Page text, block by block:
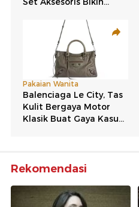
Rekomendasi